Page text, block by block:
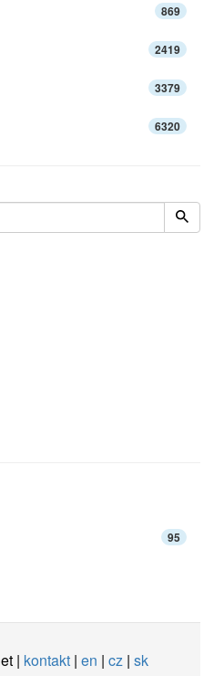
869
2419
3379
6320
95
| kontakt| en | cz| sk